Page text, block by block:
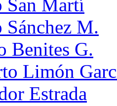
San Martí
M.
Benites G.
Limón
Estrada